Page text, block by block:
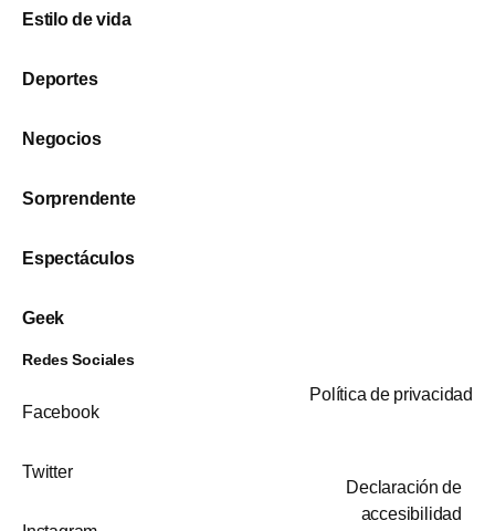
Estilo de vida
Deportes
Negocios
Sorprendente
Espectáculos
Geek
Redes Sociales
Facebook
Twitter
Política de privacidad
Declaración de
accesibilidad